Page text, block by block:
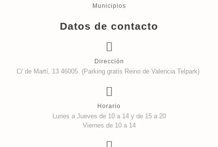
Municipios
Datos de contacto
Dirección
C/ de Martí, 13 46005 (Parking gratis Reino de Valencia Telpark)
Horario
Lunes a Jueves de 10 a 14 y de 15 a 20
Viernes de 10 a 14